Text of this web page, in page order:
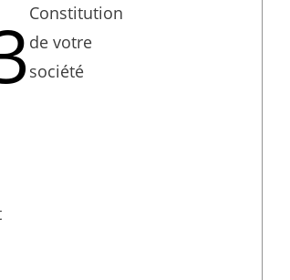
Constitution
de votre
société